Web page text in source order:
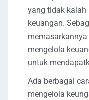
yang tidak kalah
keuangan.
mengelola
untuk
Ada berbagai
mengelola